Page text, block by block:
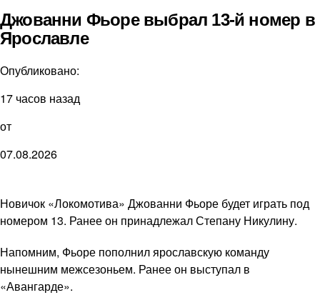
Джованни Фьоре выбрал 13-й номер в
Ярославле
Опубликовано:
17 часов назад
от
07.08.2026
Новичок «Локомотива» Джованни Фьоре будет играть под
номером 13. Ранее он принадлежал Степану Никулину.
Напомним, Фьоре пополнил ярославскую команду
нынешним межсезоньем. Ранее он выступал в
«Авангарде».